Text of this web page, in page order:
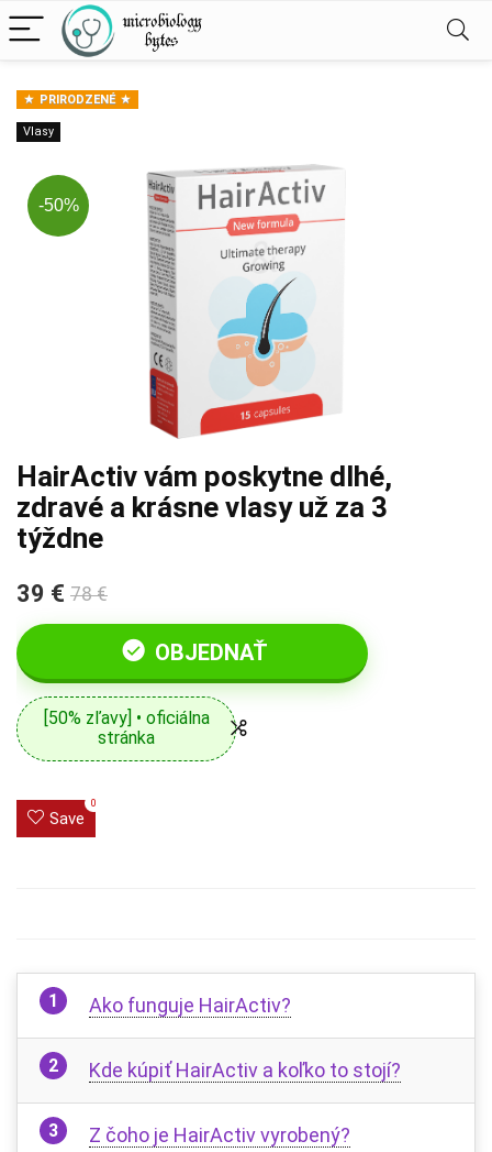
PRIRODZENÉ
Vlasy
-50%
HairActiv vám poskytne dlhé,
zdravé a krásne vlasy už za 3
týždne
39 € 78 €
OBJEDNAŤ
[50% zľavy] • oficiálna
stránka
Save
0
Ako funguje HairActiv?
Kde kúpiť HairActiv a koľko to stojí?
Z čoho je HairActiv vyrobený?